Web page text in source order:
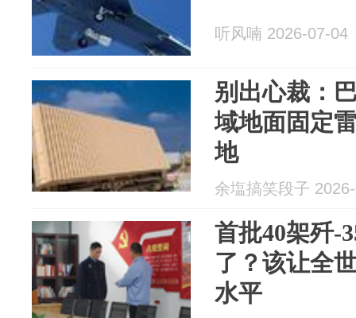
听风喃 2026-07-04
别出心裁：
域地面固定
地
余塩搞笑段子
首批40架歼-
了？该让全
水平